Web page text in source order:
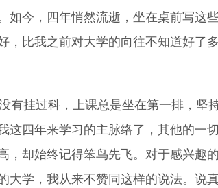
如今，四年悄然流逝，坐在桌前写这
比我之前对大学的向往不知道好了多
挂过科，上课总是坐在第一排，坚
这四年来学习的主脉络了，其他的一
却始终记得笨鸟先飞。对于感兴趣
大学，我从来不赞同这样的说法。说